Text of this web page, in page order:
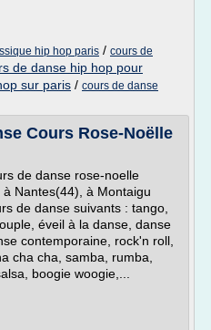
hip hop paris / cours de
de danse hip hop pour
sur paris / cours de danse
Cours Rose-Noëlle
de danse rose-noelle
Nantes(44), à Montaigu
de danse suivants : tango,
éveil à la danse, danse
contemporaine, rock'n roll,
cha cha, samba, rumba,
boogie woogie,...